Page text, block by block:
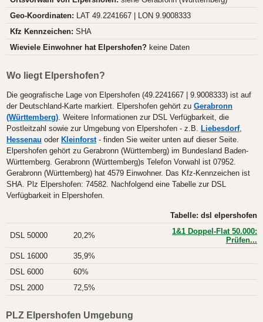
Geo-Koordinaten: LAT 49.2241667 | LON 9.9008333
Kfz Kennzeichen: SHA
Wieviele Einwohner hat Elpershofen? keine Daten
Wo liegt Elpershofen?
Die geografische Lage von Elpershofen (49.2241667 | 9.9008333) ist auf
der Deutschland-Karte markiert. Elpershofen gehört zu Gerabronn
(Württemberg). Weitere Informationen zur DSL Verfügbarkeit, die
Postleitzahl sowie zur Umgebung von Elpershofen - z.B. Liebesdorf,
Hessenau oder Kleinforst- finden Sie weiter unten auf dieser Seite.
Elpershofen gehört zu Gerabronn (Württemberg) im Bundesland Baden-
Württemberg. Gerabronn (Württemberg)s Telefon Vorwahl ist 07952.
Gerabronn (Württemberg) hat 4579 Einwohner. Das Kfz-Kennzeichen ist
SHA. Plz Elpershofen: 74582. Nachfolgend eine Tabelle zur DSL
Verfügbarkeit in Elpershofen.
Tabelle: dsl elpershofen
DSL 50000 20,2%
1&1 Doppel-Flat 50.000:
Prüfen...
DSL 16000
35,9%
DSL 6000
60%
DSL 2000
72,5%
PLZ Elpershofen Umgebung